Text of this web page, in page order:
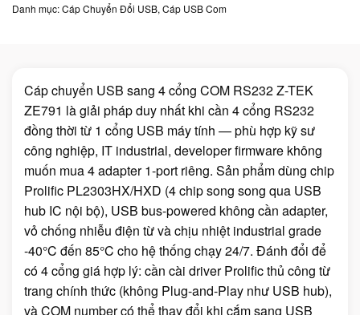
Danh mục:Cáp Chuyển Đổi USB, Cáp USB Com
Cáp chuyển USB sang 4 cổng COM RS232 Z-TEK
ZE791 là giải pháp duy nhất khi cần 4 cổng RS232
đồng thời từ 1 cổng USB máy tính — phù hợp kỹ sư
công nghiệp, IT industrial, developer firmware không
muốn mua 4 adapter 1-port riêng. Sản phẩm dùng chip
Prolific PL2303HX/HXD (4 chip song song qua USB
hub IC nội bộ), USB bus-powered không cần adapter,
vỏ chống nhiễu điện từ và chịu nhiệt industrial grade
-40°C đến 85°C cho hệ thống chạy 24/7. Đánh đổi để
có 4 cổng giá hợp lý: cần cài driver Prolific thủ công từ
trang chính thức (không Plug-and-Play như USB hub),
và COM number có thể thay đổi khi cắm sang USB